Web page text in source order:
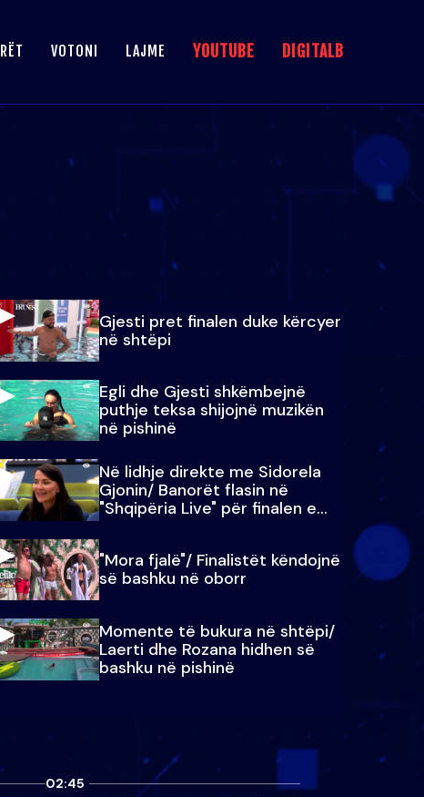
VOTONI LAJME YOUTUBE DIGITALB
Gjesti pret finalen duke kërcyer
në shtëpi
Egli dhe Gjesti shkëmbejnë
puthje teksa shijojnë muzikën
në pishinë
Në lidhje direkte me Sidorela
Gjonin/ Banorët flasin në
"Shqipëria Live" për finalen e
madhe
"Mora fjalë"/ Finalistët këndojnë
së bashku në oborr
Momente të bukura në shtëpi/
Laerti dhe Rozana hidhen së
bashku në pishinë
02:45